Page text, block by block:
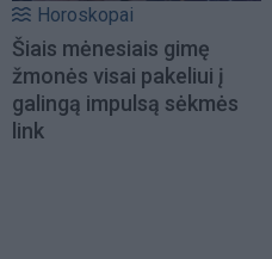
Horoskopai
Šiais mėnesiais gimę
žmonės visai pakeliui į
galingą impulsą sėkmės
link